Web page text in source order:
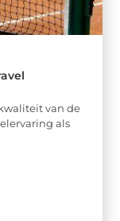
van de
als